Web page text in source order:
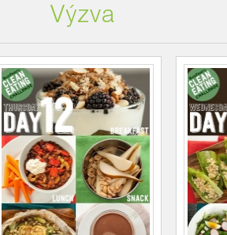
Výzva